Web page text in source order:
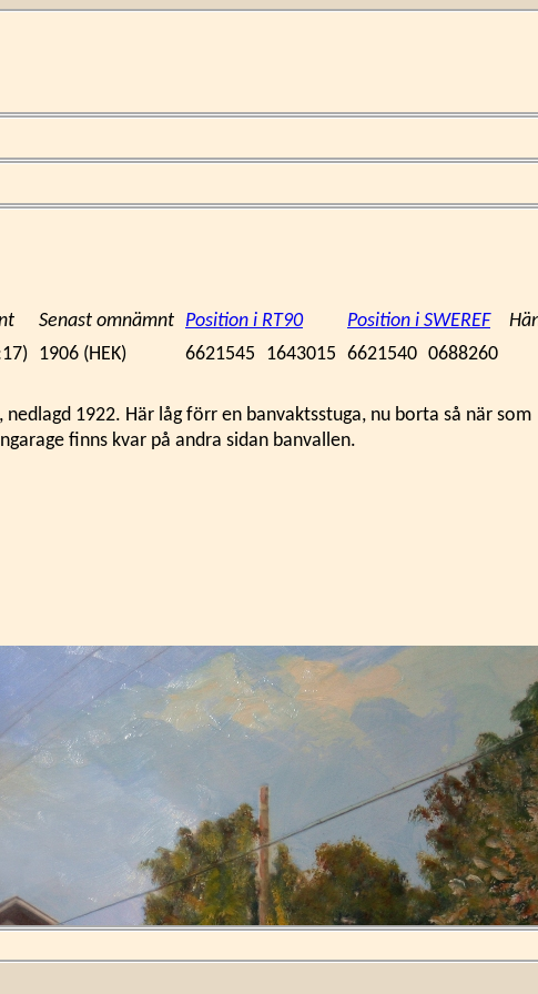
Senast omnämnt Position i RT90 Position i SWEREF
1906 (HEK) 6621545 1643015 6621540 0688260
nedlagd 1922. Här låg förr en banvaktsstuga, nu borta så när som
finns kvar på andra sidan banvallen.